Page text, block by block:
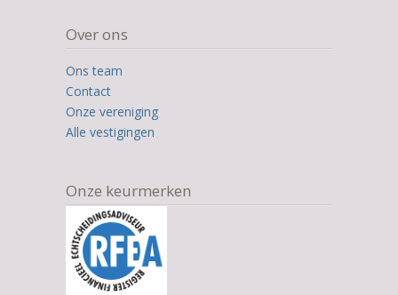
on
Over ons
Ons team
Contact
Onze vereniging
Alle vestigingen
Onze keurmerken